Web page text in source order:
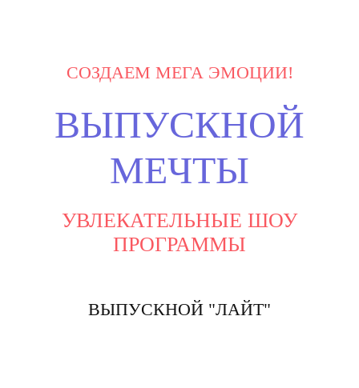
СОЗДАЕМ МЕГА ЭМОЦИИ!
ВЫПУСКНОЙ
МЕЧТЫ
УВЛЕКАТЕЛЬНЫЕ ШОУ
ПРОГРАММЫ
ВЫПУСКНОЙ "ЛАЙТ"